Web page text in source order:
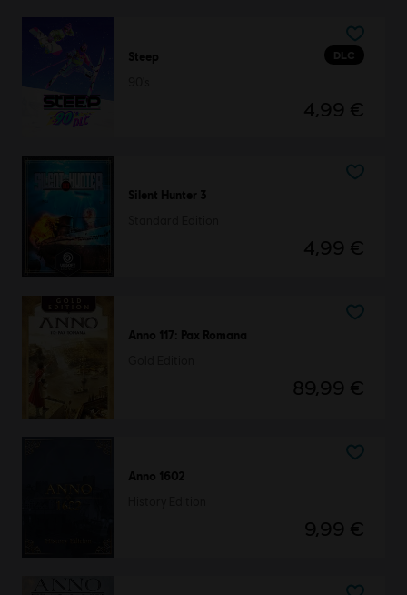
DLC
Steep
4,99 €
Silent Hunter 3
4,99 €
Anno 117: Pax Romana
89,99 €
Anno 1602
9,99 €